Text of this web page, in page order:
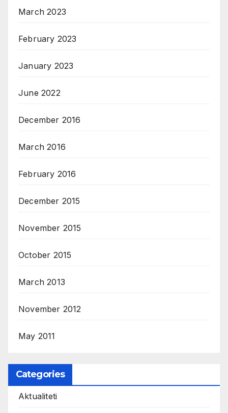
March 2023
February 2023
January 2023
June 2022
December 2016
March 2016
February 2016
December 2015
November 2015
October 2015
March 2013
November 2012
May 2011
Categories
Aktualiteti